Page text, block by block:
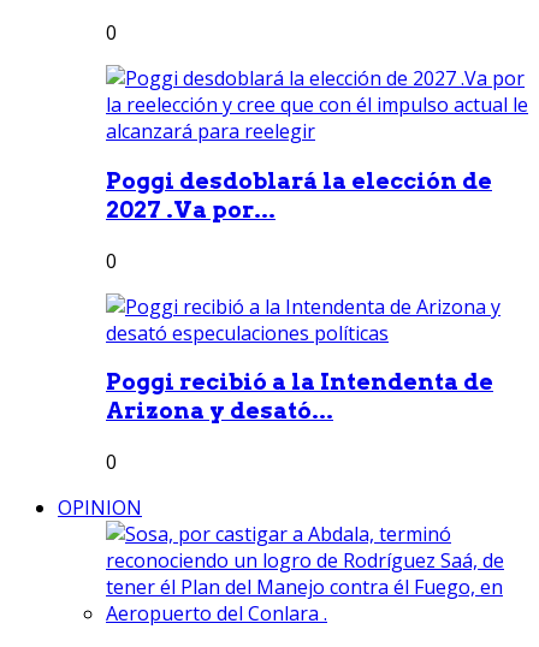
0
Poggi desdoblará la elección de
2027 .Va por...
0
Poggi recibió a la Intendenta de
Arizona y desató...
0
OPINION